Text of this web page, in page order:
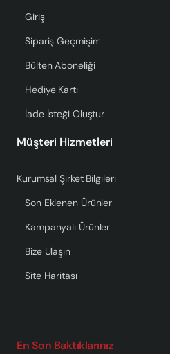
Giriş
Sipariş Geçmişim
Bülten Aboneliği
Hediye Kartı
İade İsteği Oluştur
Müşteri Hizmetleri
Kurumsal Şirket Bilgileri
Son Eklenen Ürünler
Kampanyalı Ürünler
Bize Ulaşın
Site Haritası
En Son Baktıklarınız